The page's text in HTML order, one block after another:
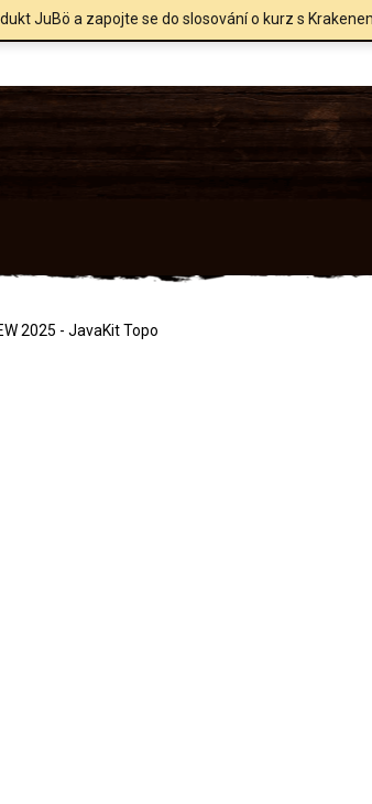
JuBö a zapojte se do slosování o kurz s
2025 - JavaKit Topo